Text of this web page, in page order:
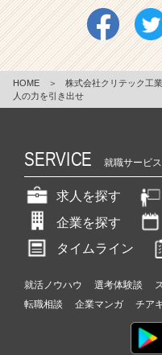
HOME ＞ 株式会社クリテック工業
人の力を引き出せ
SERVICE 就職サービス
求人を探す
企業を探す
タイムライン
就活ノウハウ 選考体験談
転職相談
企業マンガ チア